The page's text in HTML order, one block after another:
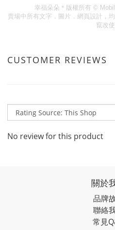
幸福朵朵＊版權所有 ©
賣場中所有文字．圖片．網頁設計，
竄改
CUSTOMER REVIEWS
No review for this product
關於
品牌
聯絡
常見